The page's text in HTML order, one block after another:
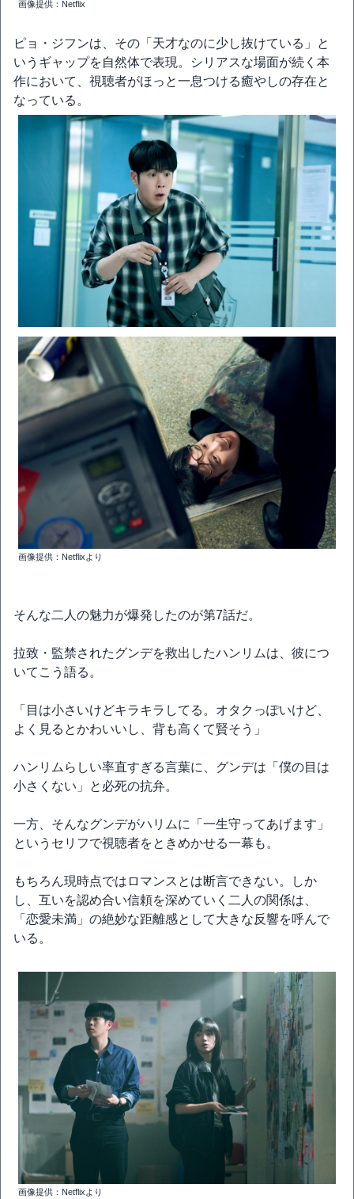
画像提供：Netflix
ピョ・ジフンは、その「天才なのに少し抜けている」と
いうギャップを自然体で表現。シリアスな場面が続く本
作において、視聴者がほっと一息つける癒やしの存在と
なっている。
画像提供：Netflixより
そんな二人の魅力が爆発したのが第7話だ。
拉致・監禁されたグンデを救出したハンリムは、彼につ
いてこう語る。
「目は小さいけどキラキラしてる。オタクっぽいけど、
よく見るとかわいいし、背も高くて賢そう」
ハンリムらしい率直すぎる言葉に、グンデは「僕の目は
小さくない」と必死の抗弁。
一方、そんなグンデがハリムに「一生守ってあげます」
というセリフで視聴者をときめかせる一幕も。
もちろん現時点ではロマンスとは断言できない。しか
し、互いを認め合い信頼を深めていく二人の関係は、
「恋愛未満」の絶妙な距離感として大きな反響を呼んで
いる。
画像提供：Netflixより